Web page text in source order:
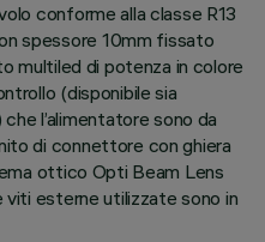
conforme alla classe R13
spessore 10mm fissato
multiled di potenza in colore
(disponibile sia
l’alimentatore sono da
di connettore con ghiera
ottico Opti Beam Lens
esterne utilizzate sono in